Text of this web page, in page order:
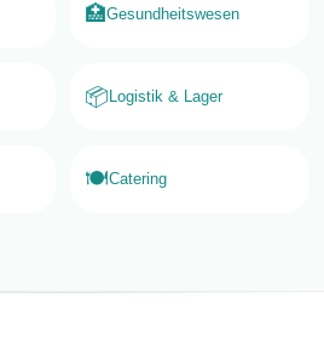
🏥Gesundheitswesen
📦 Logistik & Lager
🍽️Catering